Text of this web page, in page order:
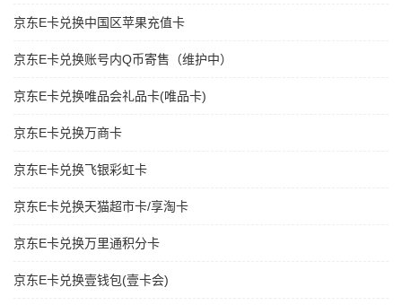
京东E卡兑换中国区苹果充值卡
京东E卡兑换账号内Q币寄售（维护中）
京东E卡兑换唯品会礼品卡(唯品卡)
京东E卡兑换万商卡
京东E卡兑换飞银彩虹卡
京东E卡兑换天猫超市卡/享淘卡
京东E卡兑换万里通积分卡
京东E卡兑换壹钱包(壹卡会)